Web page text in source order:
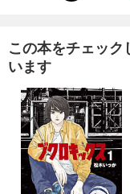
この本をチェッ
います